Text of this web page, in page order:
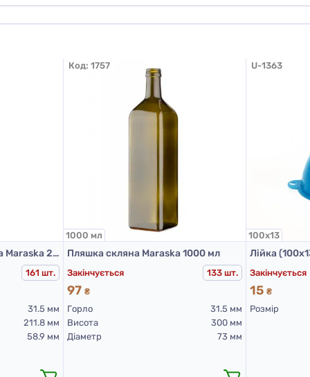
Пляшка скляна оливкова Maraska 250 мл (Мараска 250 мл)
161 шт.
31.5 мм
211.8 мм
58.9 мм
Код: 1757
1000 мл
Пляшка скляна Maraska 1000 мл
Закінчується 133 шт.
97 ₴
Горло
31.5 мм
Висота
300 мм
Діаметр
73 мм
U-1363
100х13
Лійка
Закінчується
15₴
Розмір